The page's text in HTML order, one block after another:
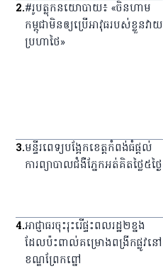
2.#រូបត្លុកនយោបាយ៖ «ចិនហាម
កម្ពុជាមិនឲ្យប្រើអាវុធរបស់ខ្លួនវាយ
ប្រហាថៃ»
3.មន្ទីរពេទ្យ​បង្អែក​ខេត្ត​កំពង់ធំ​ផ្ដល់​
ការ​ព្យាបាល​ជំងឺ​ភ្នែក​អត់​គិត​ថ្លៃ​៥​ថ្ងៃ
4.អាជ្ញាធរ​ចុះ​រុះរើ​ផ្ទះ​ពលរដ្ឋ​២​ខ្នង​
ដែល​ប៉ះពាល់​គម្រោង​ពង្រីក​ផ្លូវ​នៅ​
ខណ្ឌ​ព្រែកព្នៅ